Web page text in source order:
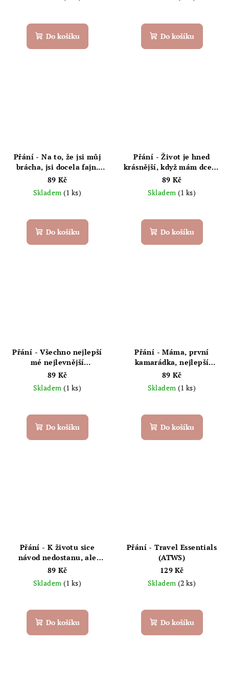
Do košíku Do košíku
Přání - Na to, že jsi můj
brácha, jsi docela fajn.
Chaukiss
89 Kč
Skladem (1 ks)
Do košíku
Přání - Život je hned
krásnější, když mám dceru
jako jsi ty
89 Kč
Skladem (1 ks)
Do košíku
Přání - Všechno nejlepší
mé nejlevnější
terapeutce, nejlepší
učitelce... Chaukiss
89 Kč
Skladem (1 ks)
Do košíku
Přání - Máma, první
kamarádka, nejlepší
kamarádka a hlavně
kamarádka navždy.
Chaukiss
89 Kč
Skladem (1 ks)
Do košíku
Přání - K životu sice
návod nedostanu, ale
aspoň mám mámu, která
vždycky skvěle poradí.
Chaukiss
89 Kč
Skladem (1 ks)
Do košíku
Přání - Travel Essentials
(ATWS)
129 Kč
Skladem (2 ks)
Do košíku